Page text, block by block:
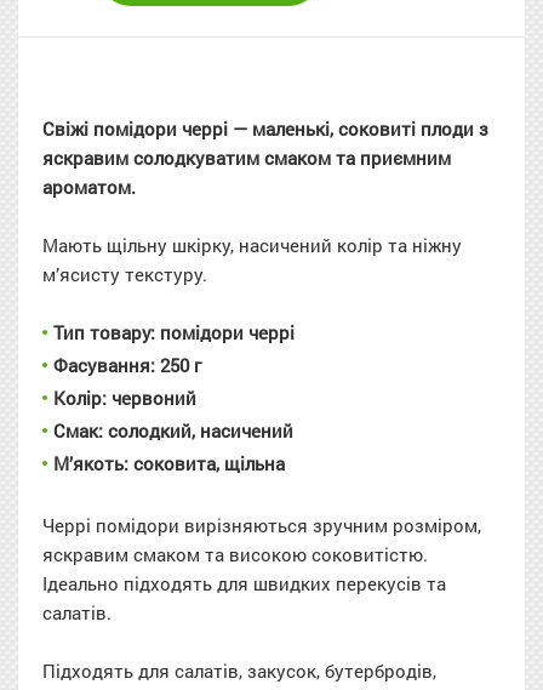
Свіжі помідори черрі — маленькі, соковиті плоди з
яскравим солодкуватим смаком та приємним
ароматом.
Мають щільну шкірку, насичений колір та ніжну
м’ясисту текстуру.
Тип товару: помідори черрі
Фасування: 250 г
Колір: червоний
Смак: солодкий, насичений
М’якоть: соковита, щільна
Черрі помідори вирізняються зручним розміром,
яскравим смаком та високою соковитістю.
Ідеально підходять для швидких перекусів та
салатів.
Підходять для салатів, закусок, бутербродів,